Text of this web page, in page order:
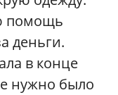
помощь
деньги.
в конце
нужно было